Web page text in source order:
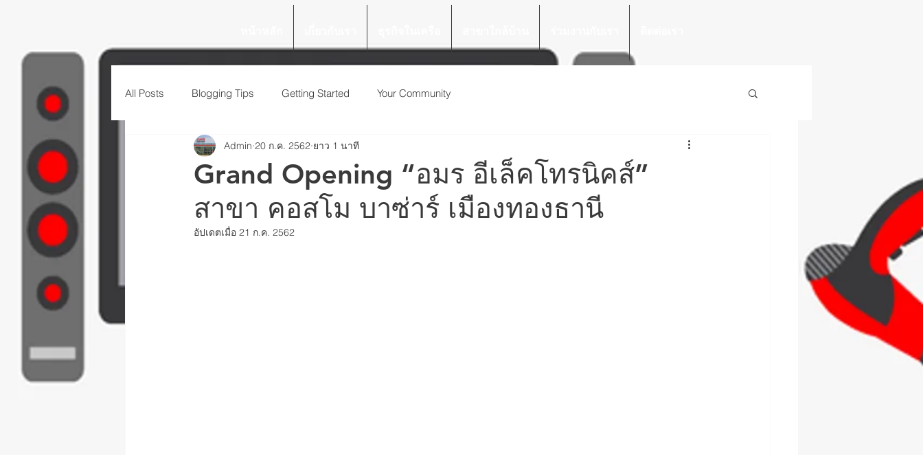
All Posts Blogging Tips Getting Started Your Community
Grand Opening “อมร อีเล็คโทรนิคส์”
สาขา คอสโม บาซ่าร์ เมืองทองธานี
Admin 20 ก.ค. 2562 ยาว 1 นาที
อัปเดตเมื่อ 21 ก.ค. 2562